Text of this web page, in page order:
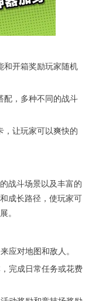
和开箱奖励玩家随机
配，多种不同的战斗
，让玩家可以爽快的
战斗场景以及丰富的
成长路径，使玩家可
。
应对地图和敌人。
完成日常任务或花费